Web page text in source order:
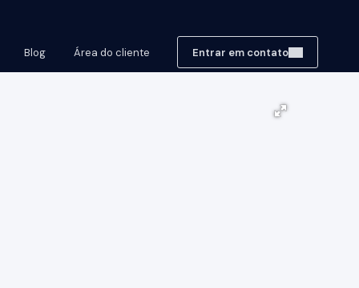
Entrar em contato
Área do cliente
Blog